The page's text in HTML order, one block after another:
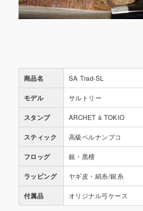
商品名 SA Trad-SL
モデル サルトリー
スタンプ ARCHET à TOKIO
スティック 高級ペルナンブコ
フロッグ 銀・黒檀
ラッピング ヤギ皮・絹糸/銀糸
付属品 オリジナル弓ケース